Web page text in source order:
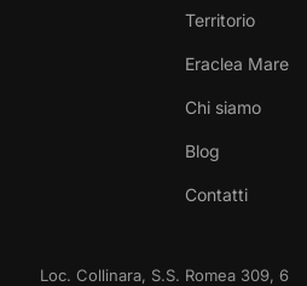
Territorio
Eraclea Mare
Chi siamo
Blog
Contatti
Loc. Collinara, S.S. Romea 309, 6